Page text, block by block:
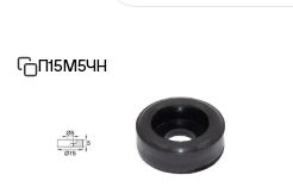
П15М5ЧН
Комплектующие для мебели